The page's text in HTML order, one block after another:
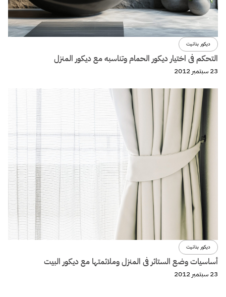
ديكور بنانيت
التحكم فى اختيار ديكور الحمام وتناسبه مع ديكور المنزل
23 سبتمبر 2012
ديكور بنانيت
أساسيات وضع الستائر فى المنزل وملائمتها مع ديكور البيت
23 سبتمبر 2012